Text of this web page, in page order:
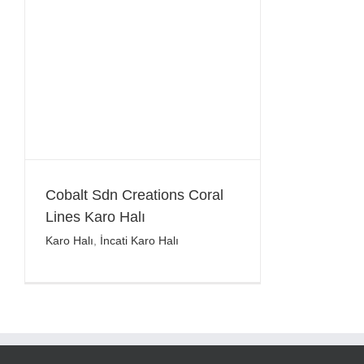
Cobalt Sdn Creations Coral
Lines Karo Halı
Karo Halı, İncati Karo Halı